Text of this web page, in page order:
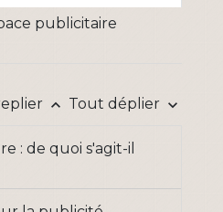
publicitaire
keyboard_arrow_up Tout déplier keyboard_arrow_down
: de quoi s'agit-il